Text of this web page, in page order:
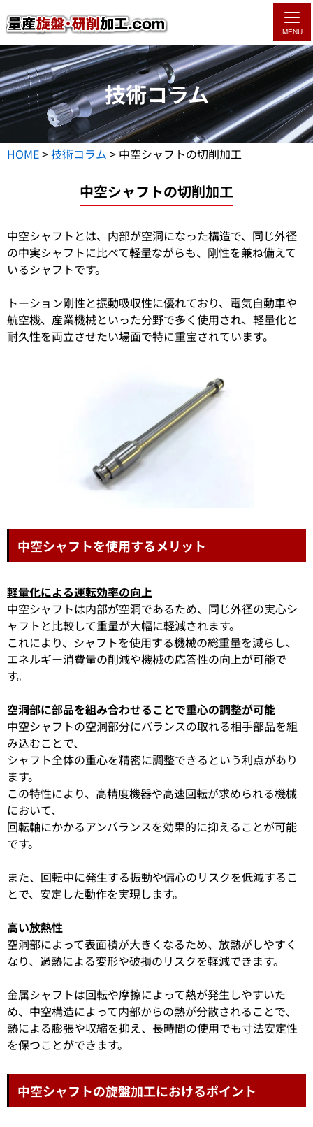
MENU
技術コラム
HOME>技術コラム > 中空シャフトの切削加工
中空シャフトの切削加工
中空シャフトとは、内部が空洞になった構造で、同じ外径
の中実シャフトに比べて軽量ながらも、剛性を兼ね備えて
いるシャフトです。
トーション剛性と振動吸収性に優れており、電気自動車や
航空機、産業機械といった分野で多く使用され、軽量化と
耐久性を両立させたい場面で特に重宝されています。
中空シャフトを使用するメリット
軽量化による運転効率の向上
中空シャフトは内部が空洞であるため、同じ外径の実心シ
ャフトと比較して重量が大幅に軽減されます。
これにより、シャフトを使用する機械の総重量を減らし、
エネルギー消費量の削減や機械の応答性の向上が可能で
す。
空洞部に部品を組み合わせることで重心の調整が可能
中空シャフトの空洞部分にバランスの取れる相手部品を組
み込むことで、
シャフト全体の重心を精密に調整できるという利点があり
ます。
この特性により、高精度機器や高速回転が求められる機械
において、
回転軸にかかるアンバランスを効果的に抑えることが可能
です。
また、回転中に発生する振動や偏心のリスクを低減するこ
とで、安定した動作を実現します。
高い放熱性
空洞部によって表面積が大きくなるため、放熱がしやすく
なり、過熱による変形や破損のリスクを軽減できます。
金属シャフトは回転や摩擦によって熱が発生しやすいた
め、中空構造によって内部からの熱が分散されることで、
熱による膨張や収縮を抑え、長時間の使用でも寸法安定性
を保つことができます。
中空シャフトの旋盤加工におけるポイント